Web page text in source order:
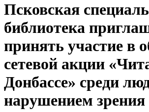
Псковская
библиотека
принять участие в
сетевой акции
Донбассе» среди
нарушением зрения